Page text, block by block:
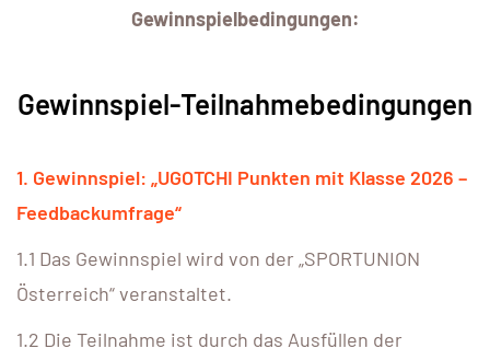
Gewinnspielbedingungen:
Gewinnspiel-Teilnahmebedingungen
1. Gewinnspiel: „UGOTCHI Punkten mit Klasse 2026 –
Feedbackumfrage“
1.1 Das Gewinnspiel wird von der „SPORTUNION
Österreich“ veranstaltet.
1.2 Die Teilnahme ist durch das Ausfüllen der